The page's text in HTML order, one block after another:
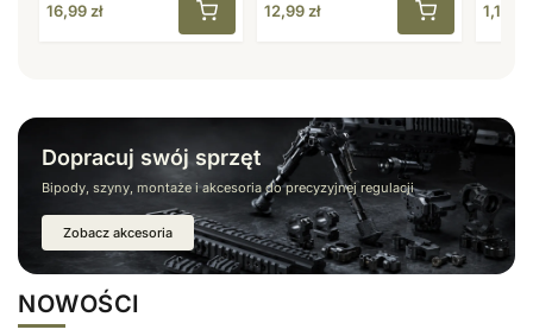
16,99zł 12,99zł 1,19
Dopracuj swój sprzęt
Bipody, szyny, montaże i akcesoria do precyzyjnej regulacji
Zobacz akcesoria
NOWOŚCI